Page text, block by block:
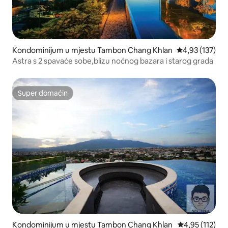
Kondominijum u mjestu Tambon Chang Khlan prosječna
4,93 (137)
Astra s 2 spavaće sobe,blizu noćnog bazara i starog grada
Super domaćin
Super domaćin
Kondominijum u mjestu Tambon Chang Khlan prosječna
4,95 (112)